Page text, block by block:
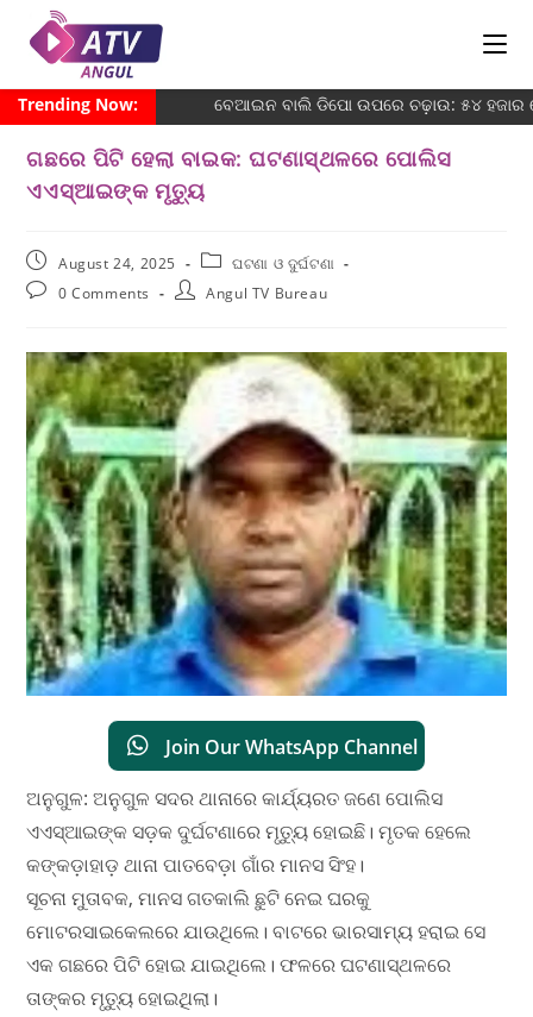
Trending Now: ବେଆଇନ ବାଲି ଡିପୋ ଉପରେ ଚଢ଼ାଉ: ୫୪ ହଜାର
ଗଛରେ ପିଟି ହେଲା ବାଇକ: ଘଟଣାସ୍ଥଳରେ ପୋଲିସ
ଏଏସ୍ଆଇଙ୍କ ମୃତ୍ୟୁ
August 24, 2025
ଘଟଣା ଓ ଦୁର୍ଘଟଣା
0 Comments
Angul TV Bureau
Join Our WhatsApp Channel
ଅନୁଗୁଳ: ଅନୁଗୁଳ ସଦର ଥାନାରେ କାର୍ଯ୍ୟରତ ଜଣେ ପୋଲିସ
ଏଏସ୍ଆଇଙ୍କ ସଡ଼କ ଦୁର୍ଘଟଣାରେ ମୃତ୍ୟୁ ହୋଇଛି। ମୃତକ ହେଲେ
କଙ୍କଡ଼ାହାଡ଼ ଥାନା ପାତବେଡ଼ା ଗାଁର ମାନସ ସିଂହ।
ସୂଚନା ମୁତାବକ, ମାନସ ଗତକାଲି ଛୁଟି ନେଇ ଘରକୁ
ମୋଟରସାଇକେଲରେ ଯାଉଥିଲେ। ବାଟରେ ଭାରସାମ୍ୟ ହରାଇ ସେ
ଏକ ଗଛରେ ପିଟି ହୋଇ ଯାଇଥିଲେ। ଫଳରେ ଘଟଣାସ୍ଥଳରେ
ତାଙ୍କର ମୃତ୍ୟୁ ହୋଇଥିଲା।